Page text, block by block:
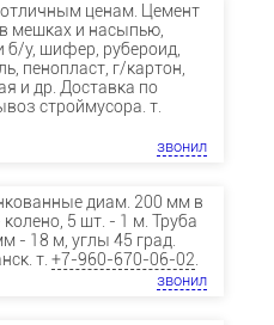
отличным ценам. Цемент
мешках и насыпью,
б/у, шифер, рубероид,
пенопласт, г/картон,
и др. Доставка по
строймусора. т.
звонил
диам. 200 мм в
5 шт. - 1 м. Труба
- 18 м, углы 45 град.
т. +7-960-670-06-02.
звонил